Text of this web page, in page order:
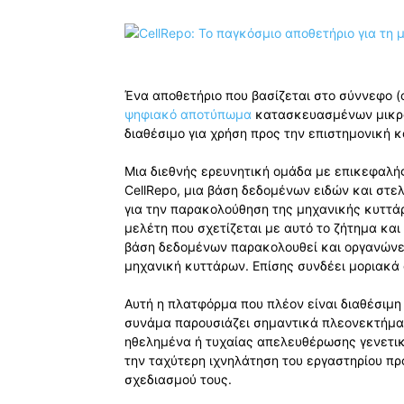
Ένα αποθετήριο που βασίζεται στο σύννεφο
ψηφιακό αποτύπωμα κατασκευασμένων
διαθέσιμο για χρήση προς την επιστημονική
Μια διεθνής ερευνητική ομάδα με
CellRepo, μια βάση δεδομένων ειδών και
για την παρακολούθηση της μηχανικής
μελέτη που σχετίζεται με αυτό το ζήτημα
βάση δεδομένων παρακολουθεί και
μηχανική κυττάρων. Επίσης συνδέει
Αυτή η πλατφόρμα που πλέον είναι
συνάμα παρουσιάζει σημαντικά
ηθελημένα ή τυχαίας απελευθέρωσης
την ταχύτερη ιχνηλάτηση του εργαστηρίου
σχεδιασμού τους.